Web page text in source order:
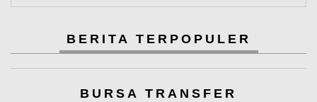
BERITA TERPOPULER
BURSA TRANSFER